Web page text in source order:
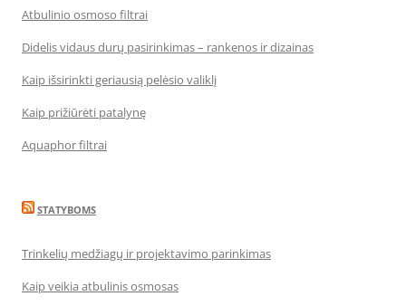
Atbulinio osmoso filtrai
Didelis vidaus durų pasirinkimas – rankenos ir dizainas
Kaip išsirinkti geriausią pelėsio valiklį
Kaip prižiūrėti patalynę
Aquaphor filtrai
STATYBOMS
Trinkelių medžiagų ir projektavimo parinkimas
Kaip veikia atbulinis osmosas